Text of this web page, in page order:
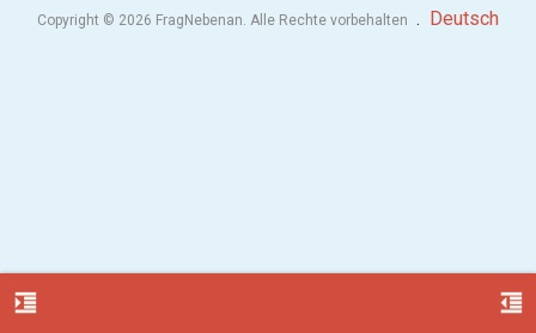
format_indent_increase format_indent_decrease
Copyright © 2026 FragNebenan. Alle Rechte vorbehalten . Deutsch